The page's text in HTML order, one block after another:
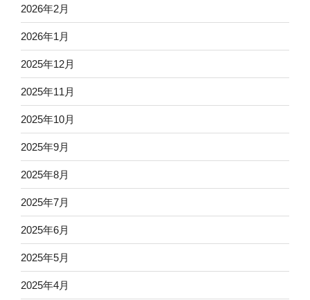
2026年2月
2026年1月
2025年12月
2025年11月
2025年10月
2025年9月
2025年8月
2025年7月
2025年6月
2025年5月
2025年4月